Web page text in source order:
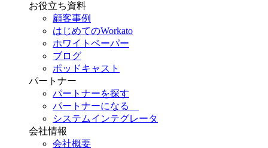
お役立ち資料
顧客事例
はじめてのWorkato
ホワイトペーパー
ブログ
ポッドキャスト
パートナー
パートナーを探す
パートナーになる
システムインテグレータ
会社情報
会社概要